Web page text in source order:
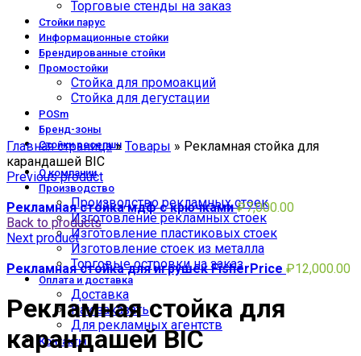
Торговые стенды на заказ
Стойки парус
Информационные стойки
Брендированные стойки
Промостойки
Стойка для промоакций
Стойка для дегустации
POSm
Бренд-зоны
Стойки ресепшн
О компании
Производство
Производство рекламных стоек
Изготовление рекламных стоек
Изготовление пластиковых стоек
Изготовление стоек из металла
Торговые островки на заказ
Оплата и доставка
Доставка
Как заказать
Для рекламных агентств
Контакты
Click to enlarge
Главная страница» Товары » Рекламная стойка для
карандашей BIC
Previous product
Рекламная стойка мдф с крючками₽7,000.00
Back to products
Next product
Рекламная стойка для игрушек FisherPrice ₽12,000.00
Рекламная стойка для
карандашей BIC